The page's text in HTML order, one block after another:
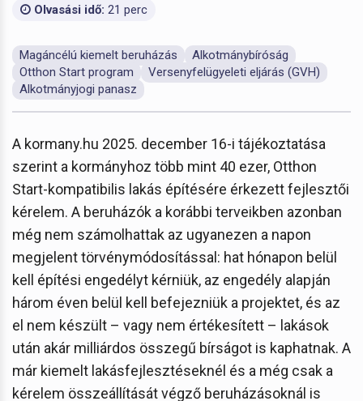
Olvasási idő: 21 perc
Magáncélú kiemelt beruházás
Alkotmánybíróság
Otthon Start program
Versenyfelügyeleti eljárás (GVH)
Alkotmányjogi panasz
A kormany.hu 2025. december 16-i tájékoztatása
szerint a kormányhoz több mint 40 ezer, Otthon
Start-kompatibilis lakás építésére érkezett fejlesztői
kérelem. A beruházók a korábbi terveikben azonban
még nem számolhattak az ugyanezen a napon
megjelent törvénymódosítással: hat hónapon belül
kell építési engedélyt kérniük, az engedély alapján
három éven belül kell befejezniük a projektet, és az
el nem készült – vagy nem értékesített – lakások
után akár milliárdos összegű bírságot is kaphatnak. A
már kiemelt lakásfejlesztéseknél és a még csak a
kérelem összeállítását végző beruházásoknál is